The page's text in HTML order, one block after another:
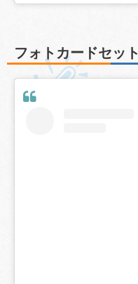
フォトカードセット